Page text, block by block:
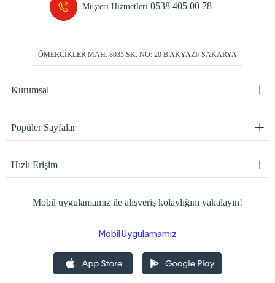
Müşteri Hizmetleri0538 405 00 78
ÖMERCİKLER MAH. 8035 SK. NO: 20 B AKYAZI/ SAKARYA
Kurumsal
Popüler Sayfalar
Hızlı Erişim
Mobil uygulamamız ile alışveriş kolaylığını yakalayın!
Mobil Uygulamamız